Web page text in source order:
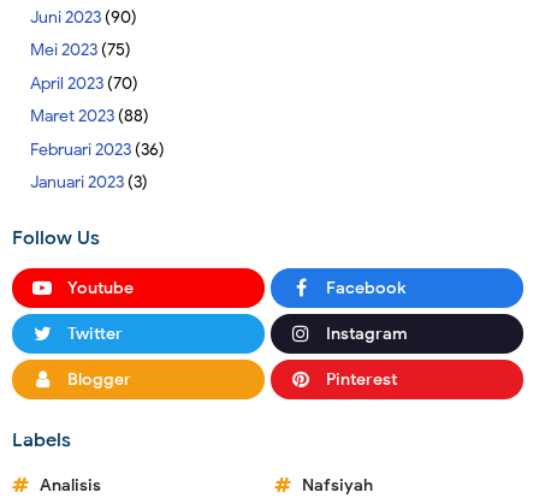
Juni 2023(90)
Mei 2023(75)
April 2023(70)
Maret 2023(88)
Februari 2023(36)
Januari 2023(3)
Follow Us
Youtube Facebook
Twitter Instagram
Blogger Pinterest
Labels
Analisis
Nafsiyah